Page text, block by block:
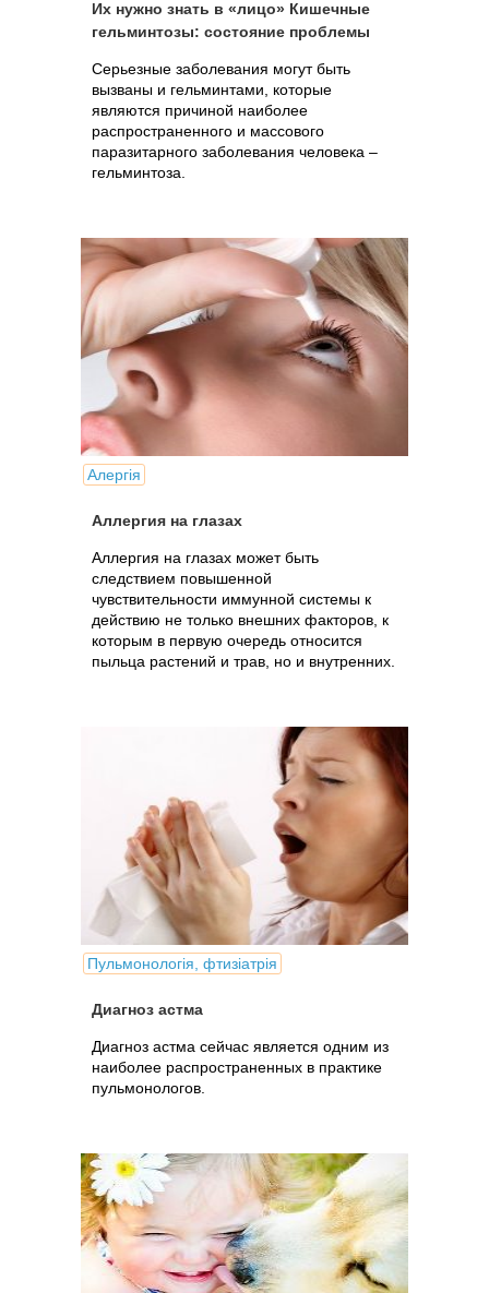
Их нужно знать в «лицо» Кишечные
гельминтозы: состояние проблемы
Серьезные заболевания могут быть
вызваны и гельминтами, которые
являются причиной наиболее
распространенного и массового
паразитарного заболевания человека –
гельминтоза.
Алергія
Аллергия на глазах
Аллергия на глазах может быть
следствием повышенной
чувствительности иммунной системы к
действию не только внешних факторов, к
которым в первую очередь относится
пыльца растений и трав, но и внутренних.
Пульмонологія, фтизіатрія
Диагноз астма
Диагноз астма сейчас является одним из
наиболее распространенных в практике
пульмонологов.